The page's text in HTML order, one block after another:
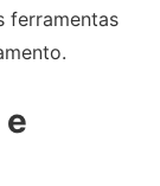
ferramentas